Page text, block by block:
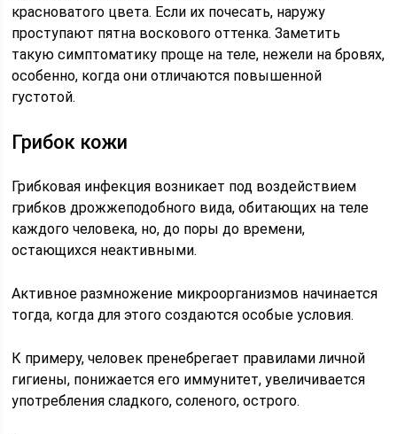
красноватого цвета. Если их почесать, наружу
проступают пятна воскового оттенка. Заметить
такую симптоматику проще на теле, нежели на бровях,
особенно, когда они отличаются повышенной
густотой.
Грибок кожи
Грибковая инфекция возникает под воздействием
грибков дрожжеподобного вида, обитающих на теле
каждого человека, но, до поры до времени,
остающихся неактивными.
Активное размножение микроорганизмов начинается
тогда, когда для этого создаются особые условия.
К примеру, человек пренебрегает правилами личной
гигиены, понижается его иммунитет, увеличивается
употребления сладкого, соленого, острого.